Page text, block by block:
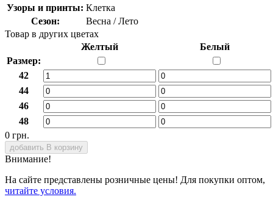
Узоры и принты: Клетка
Сезон:
Весна / Лето
Товар в других цветах
Желтый
Белый
Размер:
42
44
46
48
0 грн.
добавить В корзину
Внимание!
На сайте представлены розничные цены! Для покупки оптом,
читайте условия.